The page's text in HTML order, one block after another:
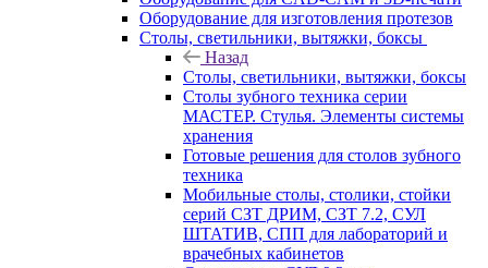
Оборудование для изготовления протезов
Cтолы, светильники, вытяжки, боксы
Назад
Cтолы, светильники, вытяжки, боксы
Столы зубного техника серии
МАСТЕР. Стулья. Элементы системы
хранения
Готовые решения для столов зубного
техника
Мобильные столы, столики, стойки
серий СЗТ ДРИМ, СЗТ 7.2, СУЛ
ШТАТИВ, СПП для лабораторий и
врачебных кабинетов